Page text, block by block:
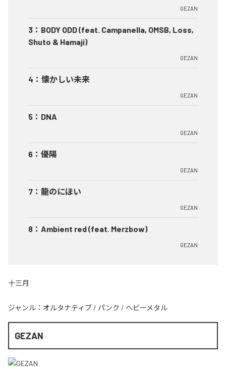
GEZAN
3 ： BODY ODD (feat. Campanella, OMSB, Loss,
Shuto & Hamaji)
GEZAN
4 ： 懐かしい未来
GEZAN
5 ： DNA
GEZAN
6 ： 優陽
GEZAN
7 ： 龍のにほい
GEZAN
8 ： Ambient red (feat. Merzbow)
GEZAN
十三月
ジャンル： オルタナティブ / パンク / ヘビーメタル
GEZAN